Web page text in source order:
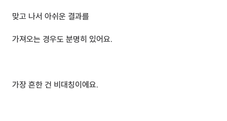
맞고 나서 아쉬운 결과를
가져오는 경우도 분명히 있어요.
가장 흔한 건 비대칭이에요.